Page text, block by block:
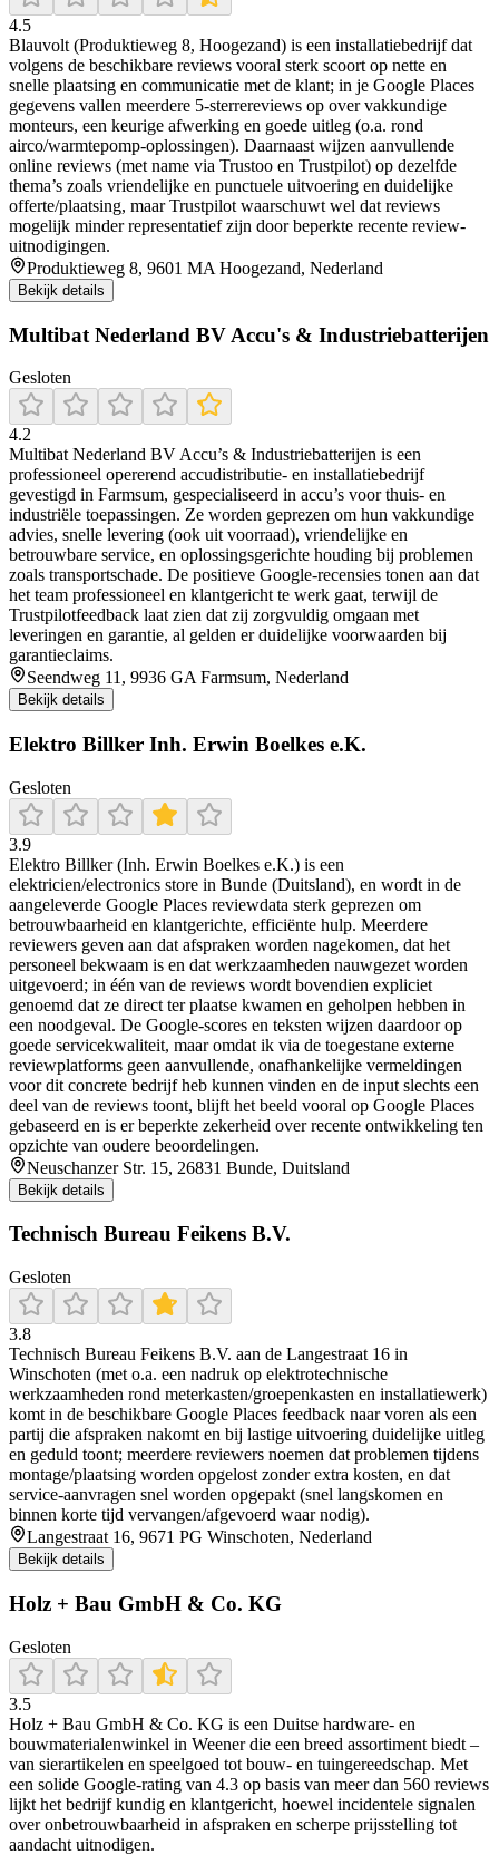
4.5
Blauvolt (Produktieweg 8, Hoogezand) is een installatiebedrijf dat
volgens de beschikbare reviews vooral sterk scoort op nette en
snelle plaatsing en communicatie met de klant; in je Google Places
gegevens vallen meerdere 5-sterrereviews op over vakkundige
monteurs, een keurige afwerking en goede uitleg (o.a. rond
airco/warmtepomp-oplossingen). Daarnaast wijzen aanvullende
online reviews (met name via Trustoo en Trustpilot) op dezelfde
thema’s zoals vriendelijke en punctuele uitvoering en duidelijke
offerte/plaatsing, maar Trustpilot waarschuwt wel dat reviews
mogelijk minder representatief zijn door beperkte recente review-
uitnodigingen.
Produktieweg 8, 9601 MA Hoogezand, Nederland
Bekijk details
Multibat Nederland BV Accu's & Industriebatterijen
Gesloten
4.2
Multibat Nederland BV Accu’s & Industriebatterijen is een
professioneel opererend accudistributie- en installatiebedrijf
gevestigd in Farmsum, gespecialiseerd in accu’s voor thuis- en
industriële toepassingen. Ze worden geprezen om hun vakkundige
advies, snelle levering (ook uit voorraad), vriendelijke en
betrouwbare service, en oplossingsgerichte houding bij problemen
zoals transportschade. De positieve Google-recensies tonen aan dat
het team professioneel en klantgericht te werk gaat, terwijl de
Trustpilotfeedback laat zien dat zij zorgvuldig omgaan met
leveringen en garantie, al gelden er duidelijke voorwaarden bij
garantieclaims.
Seendweg 11, 9936 GA Farmsum, Nederland
Bekijk details
Elektro Billker Inh. Erwin Boelkes e.K.
Gesloten
3.9
Elektro Billker (Inh. Erwin Boelkes e.K.) is een
elektricien/electronics store in Bunde (Duitsland), en wordt in de
aangeleverde Google Places reviewdata sterk geprezen om
betrouwbaarheid en klantgerichte, efficiënte hulp. Meerdere
reviewers geven aan dat afspraken worden nagekomen, dat het
personeel bekwaam is en dat werkzaamheden nauwgezet worden
uitgevoerd; in één van de reviews wordt bovendien expliciet
genoemd dat ze direct ter plaatse kwamen en geholpen hebben in
een noodgeval. De Google-scores en teksten wijzen daardoor op
goede servicekwaliteit, maar omdat ik via de toegestane externe
reviewplatforms geen aanvullende, onafhankelijke vermeldingen
voor dit concrete bedrijf heb kunnen vinden en de input slechts een
deel van de reviews toont, blijft het beeld vooral op Google Places
gebaseerd en is er beperkte zekerheid over recente ontwikkeling ten
opzichte van oudere beoordelingen.
Neuschanzer Str. 15, 26831 Bunde, Duitsland
Bekijk details
Technisch Bureau Feikens B.V.
Gesloten
3.8
Technisch Bureau Feikens B.V. aan de Langestraat 16 in
Winschoten (met o.a. een nadruk op elektrotechnische
werkzaamheden rond meterkasten/groepenkasten en installatiewerk)
komt in de beschikbare Google Places feedback naar voren als een
partij die afspraken nakomt en bij lastige uitvoering duidelijke uitleg
en geduld toont; meerdere reviewers noemen dat problemen tijdens
montage/plaatsing worden opgelost zonder extra kosten, en dat
service-aanvragen snel worden opgepakt (snel langskomen en
binnen korte tijd vervangen/afgevoerd waar nodig).
Langestraat 16, 9671 PG Winschoten, Nederland
Bekijk details
Holz + Bau GmbH & Co. KG
Gesloten
3.5
Holz + Bau GmbH & Co. KG is een Duitse hardware‑ en
bouwmaterialenwinkel in Weener die een breed assortiment biedt –
van sierartikelen en speelgoed tot bouw- en tuingereedschap. Met
een solide Google‑rating van 4.3 op basis van meer dan 560 reviews
lijkt het bedrijf kundig en klantgericht, hoewel incidentele signalen
over onbetrouwbaarheid in afspraken en scherpe prijsstelling tot
aandacht uitnodigen.